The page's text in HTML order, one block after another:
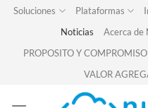
SkipSoluciones Plataformas
Noticias
Acerca de
PROPOSITO Y COMPROMISO
VALOR